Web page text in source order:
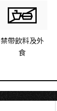
禁帶飲料及外
食